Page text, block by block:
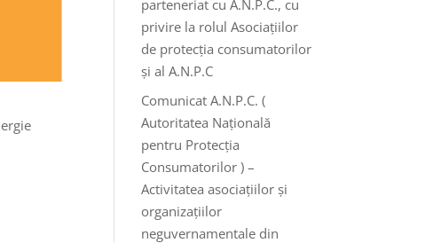
parteneriat cu A.N.P.C., cu
privire la rolul Asociațiilor
de protecția consumatorilor
și al A.N.P.C
Comunicat A.N.P.C. (
Autoritatea Națională
pentru Protecția
Consumatorilor ) –
Activitatea asociațiilor și
organizațiilor
neguvernamentale din